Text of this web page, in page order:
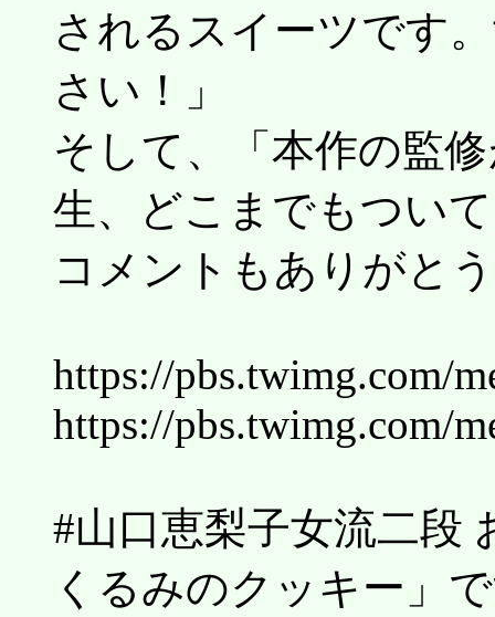
されるスイーツです
さい！」
そして、「本作の監
生、どこまでもつい
コメントもありがと
https://pbs.twimg.com/
https://pbs.twimg.com/
#山口恵梨子女流二段
くるみのクッキー」